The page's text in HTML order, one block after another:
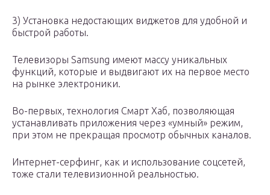
3) Установка недостающих виджетов для удобной и
быстрой работы.
Телевизоры Samsung имеют массу уникальных
функций, которые и выдвигают их на первое место
на рынке электроники.
Во-первых, технология Смарт Хаб, позволяющая
устанавливать приложения через «умный» режим,
при этом не прекращая просмотр обычных каналов.
Интернет-серфинг, как и использование соцсетей,
тоже стали телевизионной реальностью.